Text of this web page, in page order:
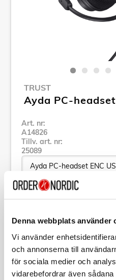
Denna webbplats använder
Vi använder
och annonserna till
för sociala medier och
vidarebefordrar även
TRUST
Ayda PC-
Art. nr:
A14826
Tillv. art. nr:
25089
Se alla produkter inom Trust
Specifikation
Beskrivning